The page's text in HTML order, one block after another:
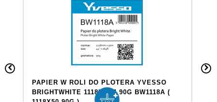
PAPIER W ROLI DO PLOTERA YVESSO
BRIGHTWHITE 1118X50M 90G BW1118A (